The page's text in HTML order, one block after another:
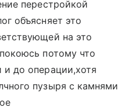
перестройкой
объясняет это
на это
потому что
до операции,хотя
пузыря с камнями